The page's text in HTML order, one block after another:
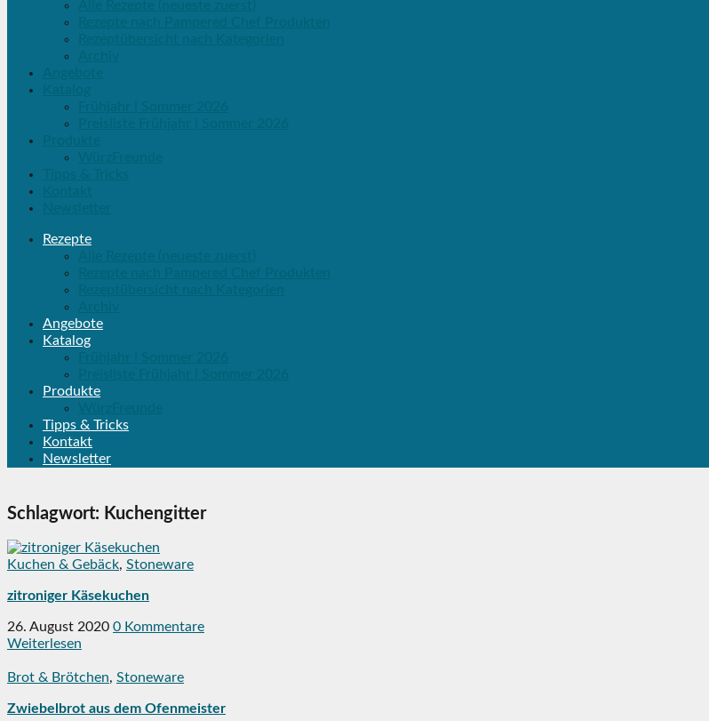
Rezepte
Angebote
Katalog
Produkte
Tipps & Tricks
Kontakt
Newsletter
Schlagwort: Kuchengitter
Kuchen & Gebäck, Stoneware
zitroniger Käsekuchen
26. August 2020 0 Kommentare
Weiterlesen
Brot & Brötchen, Stoneware
Zwiebelbrot aus dem Ofenmeister